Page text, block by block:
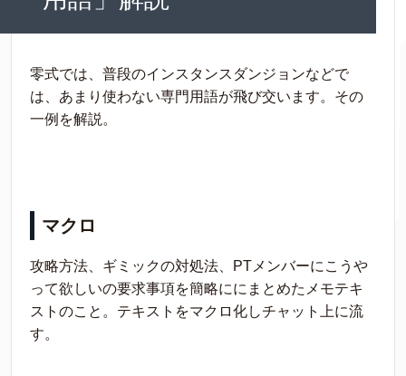
零式では、普段のインスタンスダンジョンなどで
は、あまり使わない専門用語が飛び交います。その
一例を解説。
マクロ
攻略方法、ギミックの対処法、PTメンバーにこうや
って欲しいの要求事項を簡略ににまとめたメモテキ
ストのこと。テキストをマクロ化しチャット上に流
す。